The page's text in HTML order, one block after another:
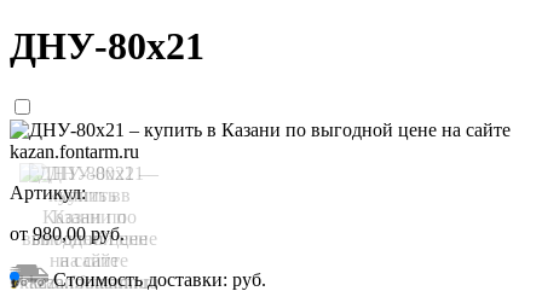
ДНУ-80х21
Артикул:
от980,00руб.
Стоимость доставки: руб.